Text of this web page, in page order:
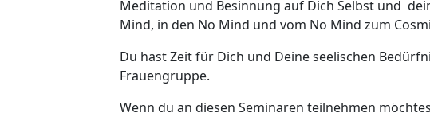
Meditation und Besinnung auf Dich Selbst und
Mind, in den No Mind und vom No Mind zum
Du hast Zeit für Dich und Deine seelischen
Frauengruppe.
Wenn du an diesen Seminaren teilnehmen